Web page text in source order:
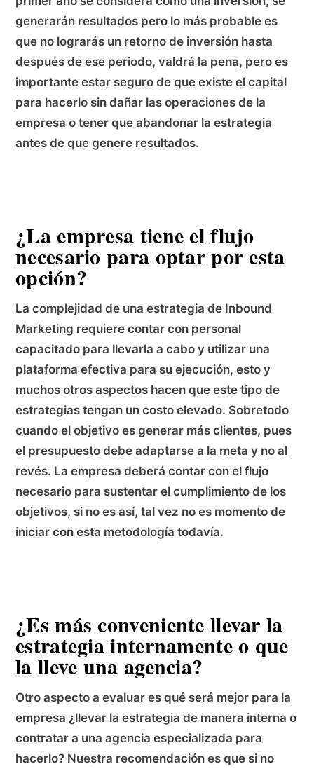
generarán resultados pero lo más probable es
que no lograrás un retorno de inversión hasta
después de ese periodo, valdrá la pena, pero es
importante estar seguro de que existe el capital
para hacerlo sin dañar las operaciones de la
empresa o tener que abandonar la estrategia
antes de que genere resultados.
¿La empresa tiene el flujo
necesario para optar por esta
opción?
La complejidad de una estrategia de Inbound
Marketing requiere contar con personal
capacitado para llevarla a cabo y utilizar una
plataforma efectiva para su ejecución, esto y
muchos otros aspectos hacen que este tipo de
estrategias tengan un costo elevado. Sobretodo
cuando el objetivo es generar más clientes, pues
el presupuesto debe adaptarse a la meta y no al
revés. La empresa deberá contar con el flujo
necesario para sustentar el cumplimiento de los
objetivos, si no es así, tal vez no es momento de
iniciar con esta metodología todavía.
¿Es más conveniente llevar la
estrategia internamente o que
la lleve una agencia?
Otro aspecto a evaluar es qué será mejor para la
empresa ¿llevar la estrategia de manera interna o
contratar a una agencia especializada para
hacerlo? Nuestra recomendación es que si no